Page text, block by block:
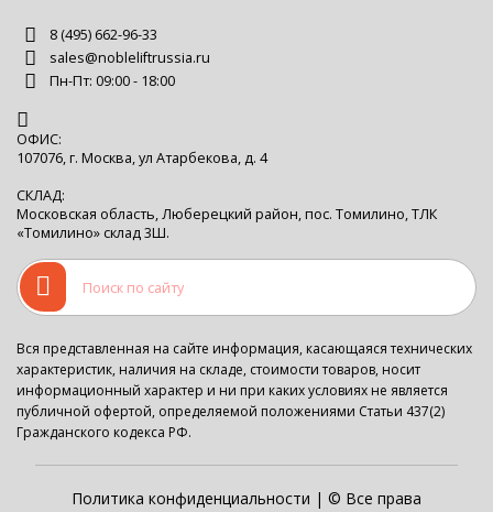
8 (495) 662-96-33
sales@nobleliftrussia.ru
Пн-Пт: 09:00 - 18:00
ОФИС:
107076, г. Москва, ул Атарбекова, д. 4
СКЛАД:
Московская область, Люберецкий район, пос. Томилино, ТЛК
«Томилино» склад 3Ш.
Вся представленная на сайте информация, касающаяся технических
характеристик, наличия на складе, стоимости товаров, носит
информационный характер и ни при каких условиях не является
публичной офертой, определяемой положениями Статьи 437(2)
Гражданского кодекса РФ.
Политика конфиденциальности | © Все права